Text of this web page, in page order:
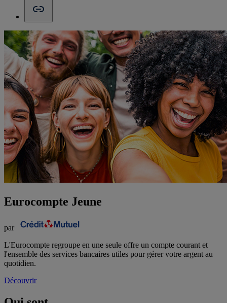
Eurocompte Jeune
par
L'Eurocompte regroupe en une seule offre un compte courant et
l'ensemble des services bancaires utiles pour gérer votre argent au
quotidien.
Découvrir